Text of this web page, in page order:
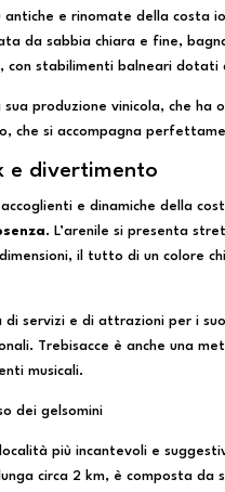
e rinomate della costa
da sabbia chiara e fine,
stabilimenti balneari dotati
produzione vinicola, che ha
che si accompagna
e divertimento
e dinamiche della
. L’arenile si presenta
il tutto di un colore
servizi e di attrazioni per i
Trebisacce è anche una
musicali.
dei gelsomini
più incantevoli e
circa 2 km, è composta